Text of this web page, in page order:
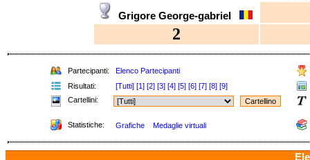
Grigore George-gabriel
2
Partecipanti:
Elenco Partecipanti
Risultati:
[Tutti] [1] [2] [3] [4] [5] [6] [7] [8] [9]
Cartellini:
Statistiche: Grafiche Medaglie virtuali